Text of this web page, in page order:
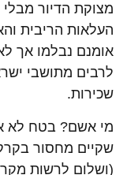
מצוקת הדיור
העלאות הריבית
אומנם נבלמו אך
לרבים מתושבי
שכירות.
מי אשם? בטח לא
שקיים מחסור